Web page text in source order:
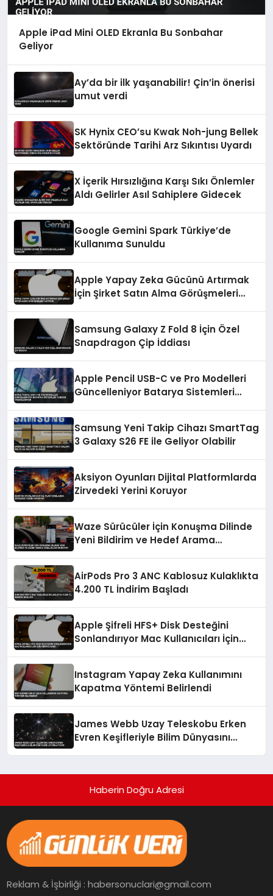
Apple iPad Mini OLED Ekranla Bu Sonbahar
Geliyor
Ay’da bir ilk yaşanabilir! Çin’in önerisi
umut verdi
SK Hynix CEO’su Kwak Noh-jung Bellek
Sektöründe Tarihi Arz Sıkıntısı Uyardı
X İçerik Hırsızlığına Karşı Sıkı Önlemler
Aldı Gelirler Asıl Sahiplere Gidecek
Google Gemini Spark Türkiye’de
Kullanıma Sunuldu
Apple Yapay Zeka Gücünü Artırmak
İçin Şirket Satın Alma Görüşmeleri
Samsung Galaxy Z Fold 8 İçin Özel
Snapdragon Çip İddiası
Apple Pencil USB-C ve Pro Modelleri
Güncelleniyor Batarya Sistemleri
Samsung Yeni Takip Cihazı SmartTag
3 Galaxy S26 FE ile Geliyor Olabilir
Aksiyon Oyunları Dijital Platformlarda
Zirvedeki Yerini Koruyor
Waze Sürücüler İçin Konuşma Dilinde
Yeni Bildirim ve Hedef Arama
AirPods Pro 3 ANC Kablosuz Kulaklıkta
4.200 TL İndirim Başladı
Apple Şifreli HFS+ Disk Desteğini
Sonlandırıyor Mac Kullanıcıları İçin
Instagram Yapay Zeka Kullanımını
Kapatma Yöntemi Belirlendi
James Webb Uzay Teleskobu Erken
Evren Keşifleriyle Bilim Dünyasını
Haberin Doğru Adresi
Reklam & İşbirliği : habersonuclari@gmail.com